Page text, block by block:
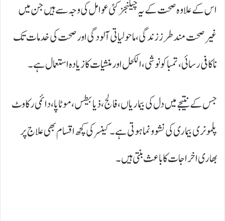
اس کے علاوہ صحت کے یہ چیلنجز کئی عوامل کی وجہ سے ہیں جن میں
غیر صحت مند طرز زندگی، ماحولیاتی آلودگی اور صحت کی خدمات تک
ناکافی رسائی، تمباکو نوشی، الکحل اور منشیات کا زیادہ استعمال ہے ۔
جس کے نتیجے میں دل کی بیماریاں، فالج، ذیابیطس، موٹاپا، دائمی رکاوٹ
پلمونری بیماری کی نشوونما ہوتی ہے۔ کینسر کی کچھ اقسام بھی علاج پر
بھاری اخراجات کا باعث بنتی ہیں۔